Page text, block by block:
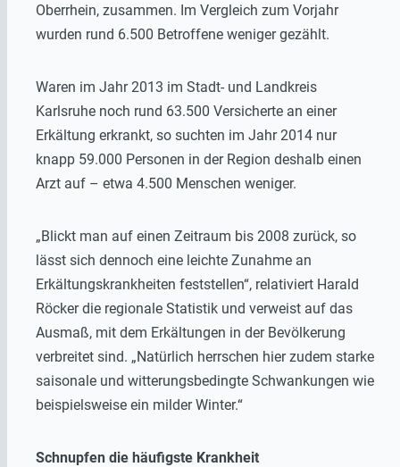
Oberrhein, zusammen. Im Vergleich zum Vorjahr
wurden rund 6.500 Betroffene weniger gezählt.
Waren im Jahr 2013 im Stadt- und Landkreis
Karlsruhe noch rund 63.500 Versicherte an einer
Erkältung erkrankt, so suchten im Jahr 2014 nur
knapp 59.000 Personen in der Region deshalb einen
Arzt auf – etwa 4.500 Menschen weniger.
„Blickt man auf einen Zeitraum bis 2008 zurück, so
lässt sich dennoch eine leichte Zunahme an
Erkältungskrankheiten feststellen“, relativiert Harald
Röcker die regionale Statistik und verweist auf das
Ausmaß, mit dem Erkältungen in der Bevölkerung
verbreitet sind. „Natürlich herrschen hier zudem starke
saisonale und witterungsbedingte Schwankungen wie
beispielsweise ein milder Winter.“
Schnupfen die häufigste Krankheit